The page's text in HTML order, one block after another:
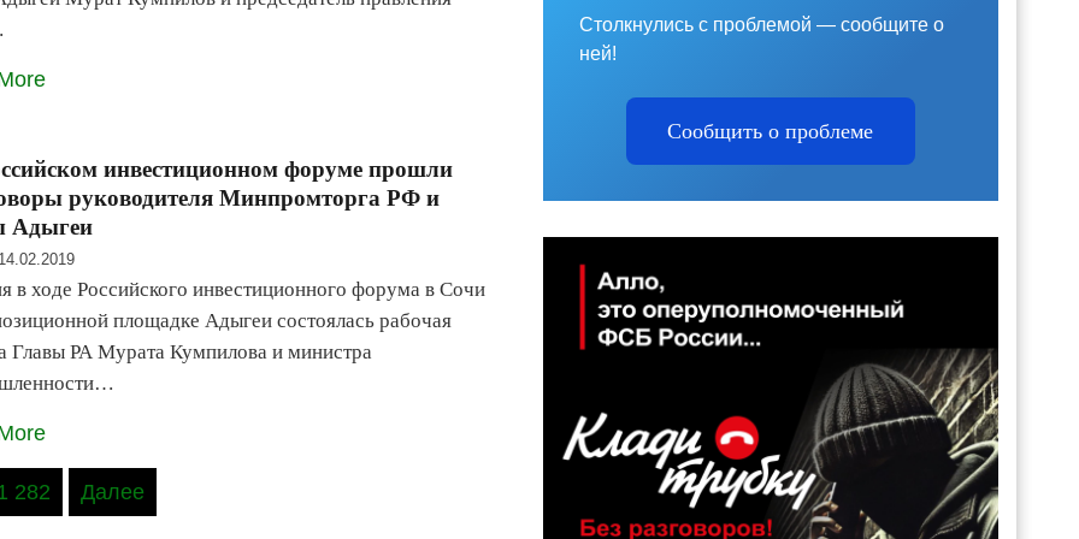
инвестиционном форуме прошли
руководителя Минпромторга РФ и
Адыгеи
14.02.2019
в ходе Российского инвестиционного форума в Сочи
площадке Адыгеи состоялась рабочая
Главы РА Мурата Кумпилова и министра
282 Далее
Столкнулись с проблемой — сообщите о
ней!
Сообщить о проблеме